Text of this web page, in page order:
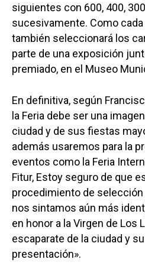
siguientes con 600, 400,
sucesivamente. Como
también seleccionará los
parte de una exposición
premiado, en el Museo
En definitiva, según
la Feria debe ser una
ciudad y de sus fiestas
además usaremos para la
eventos como la Feria
Fitur, Estoy seguro de que
procedimiento de
nos sintamos aún más
en honor a la Virgen de Los
escaparate de la ciudad y
presentación».